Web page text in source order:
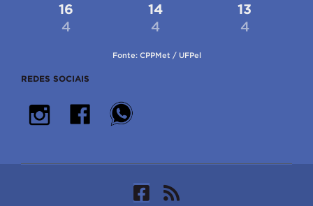
16
4
14
4
13
4
Fonte: CPPMet / UFPel
REDES SOCIAIS